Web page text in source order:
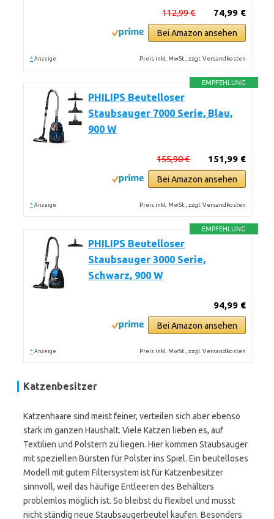
74,99 €
112,99 €
Bei Amazon ansehen
* Anzeige Preis inkl. MwSt., zzgl. Versandkosten
EMPFEHLUNG
PHILIPS Beutelloser
Staubsauger 7000 Serie, Blau,
900 W
151,99 €
155,90 €
Bei Amazon ansehen
* Anzeige Preis inkl. MwSt., zzgl. Versandkosten
EMPFEHLUNG
PHILIPS Beutelloser
Staubsauger 3000 Serie,
Schwarz, 900 W
94,99 €
Bei Amazon ansehen
* Anzeige Preis inkl. MwSt., zzgl. Versandkosten
Katzenbesitzer
Katzenhaare sind meist feiner, verteilen sich aber ebenso
stark im ganzen Haushalt. Viele Katzen lieben es, auf
Textilien und Polstern zu liegen. Hier kommen Staubsauger
mit speziellen Bürsten für Polster ins Spiel. Ein beutelloses
Modell mit gutem Filtersystem ist für Katzenbesitzer
sinnvoll, weil das häufige Entleeren des Behälters
problemlos möglich ist. So bleibst du flexibel und musst
nicht ständig neue Staubsaugerbeutel kaufen. Besonders